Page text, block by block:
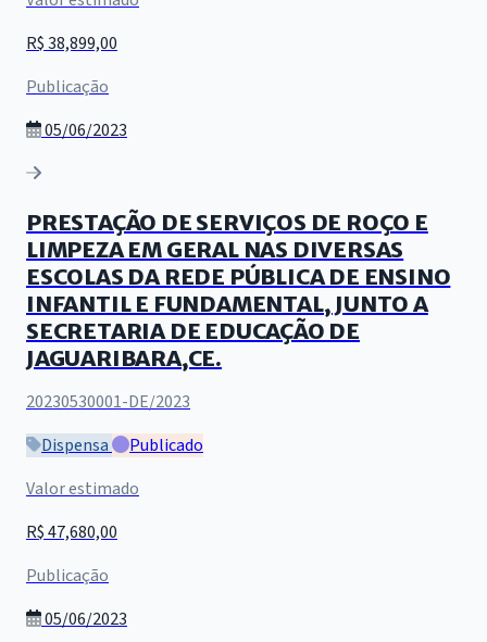
R$ 38,899,00
Publicação
05/06/2023
PRESTAÇÃO DE SERVIÇOS DE ROÇO E
LIMPEZA EM GERAL NAS DIVERSAS
ESCOLAS DA REDE PÚBLICA DE ENSINO
INFANTIL E FUNDAMENTAL, JUNTO A
SECRETARIA DE EDUCAÇÃO DE
JAGUARIBARA,CE.
20230530001-DE/2023
Dispensa
Publicado
Valor estimado
R$ 47,680,00
Publicação
05/06/2023